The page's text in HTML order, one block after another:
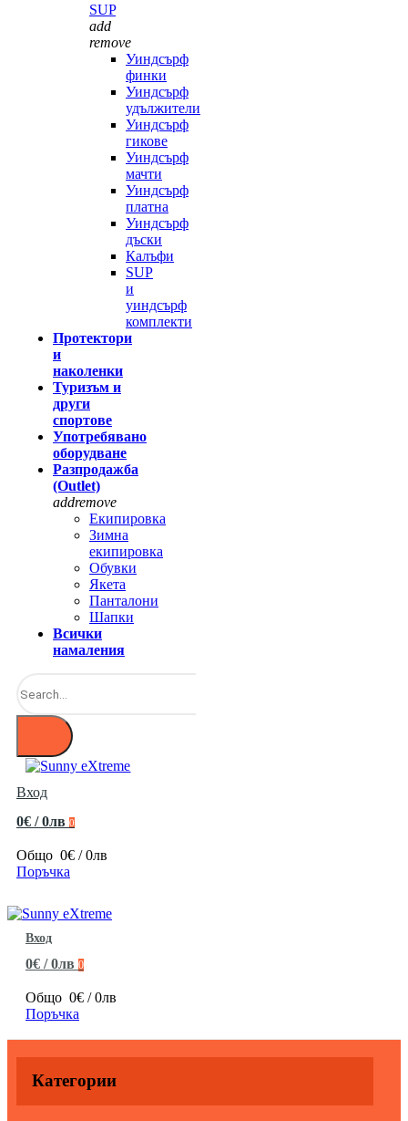
SUP
add
remove
Уиндсърф
финки
Уиндсърф
удължители
Уиндсърф
гикове
Уиндсърф
мачти
Уиндсърф
платна
Уиндсърф
дъски
Калъфи
SUP
и
уиндсърф
комплекти
Протектори
и
наколенки
Туризъм и
други
спортове
Употребявано
оборудване
Разпродажба
(Outlet)
addremove
Екипировка
Зимна
екипировка
Обувки
Якета
Панталони
Шапки
Всички
намаления
Вход
0€ / 0лв 0
Общо 0€ / 0лв
Поръчка
Вход
0€ / 0лв 0
Общо 0€ / 0лв
Поръчка
Категории